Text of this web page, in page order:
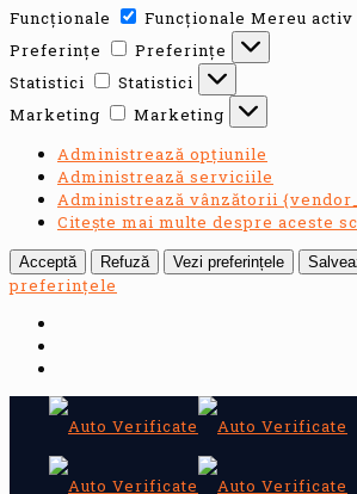
Funcționale
Funcționale Mereu activ
Preferințe
Preferințe
Statistici
Statistici
Marketing
Marketing
Administrează opțiunile
Administrează serviciile
Administrează vânzătorii
Citește mai multe despre aceste
Acceptă Refuză Vezi preferințele
preferințele